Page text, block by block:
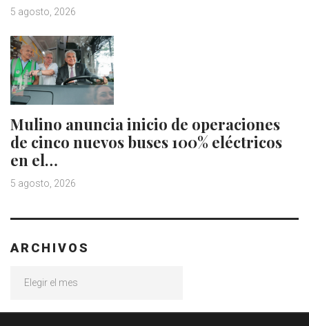
5 agosto, 2026
Mulino anuncia inicio de operaciones
de cinco nuevos buses 100% eléctricos
en el…
5 agosto, 2026
ARCHIVOS